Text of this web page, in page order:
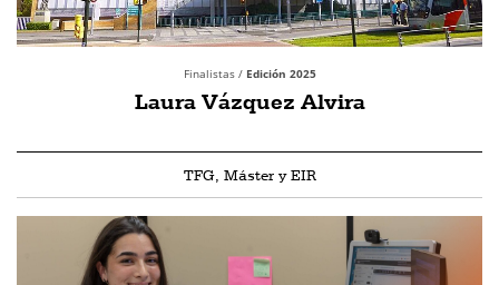
Finalistas / Edición 2025
Laura Vázquez Alvira
TFG, Máster y EIR